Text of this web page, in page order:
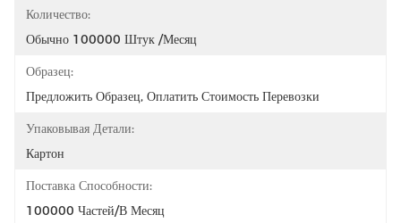
Количество:
Обычно 100000 Штук /месяц
Образец:
Предложить Образец, Оплатить Стоимость Перевозки
Упаковывая Детали:
Картон
Поставка Способности:
100000 Частей/в Месяц